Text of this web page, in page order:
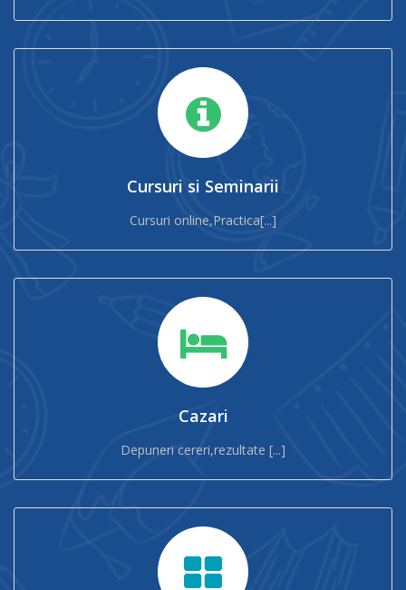
Cursuri si Seminarii
Cursuri online,Practica[...]
Cazari
Depuneri cereri,rezultate [...]